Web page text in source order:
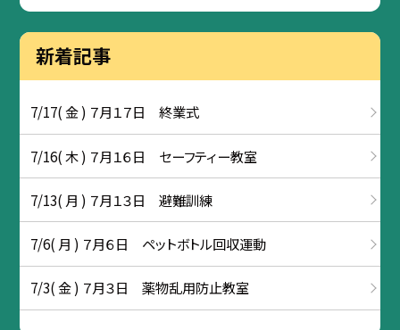
新着記事
7/17( 金 ) ７月１７日 終業式
7/16( 木 ) ７月１６日 セーフティー教室
7/13( 月 ) ７月１３日 避難訓練
7/6( 月 ) ７月６日 ペットボトル回収運動
7/3( 金 ) ７月３日 薬物乱用防止教室